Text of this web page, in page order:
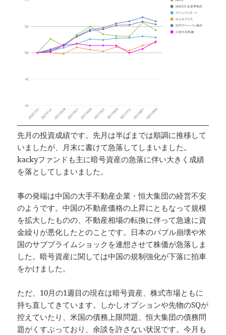
先月の投資成績です。先月は半ばまでは順調に推移して
いましたが、月末に書けて急落してしまいました。
kackyファンドも主に暗号資産の急落に伴い大きく成績
を落としてしまいました。
事の発端は中国の大手不動産企業・恒大集団の経営不安
のようです。中国の不動産価格の上昇にともなって規模
を拡大したものの、不動産相場の転換に伴って急速に資
金繰りが悪化したとのことです。日本のバブル崩壊や米
国のサブプライムショックを連想させて株価が急落しま
した。暗号資産に関しては中国の規制強化が下落に拍車
をかけました。
ただ、10月の1週目の現在は暗号資産、株式市場ともに
持ち直してきています。しかしオプションや先物のSQが
控えていたり、米国の債務上限問題、恒大集団の債務問
題がくすぶっており、余談を許さない状況です。今月も